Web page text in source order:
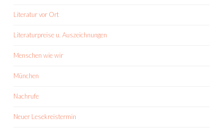
Literatur vor Ort
Literaturpreise u. Auszeichnungen
Menschen wie wir
München
Nachrufe
Neuer Lesekreistermin